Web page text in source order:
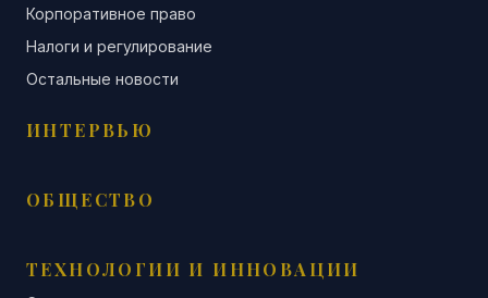
Корпоративное право
Налоги и регулирование
Остальные новости
ИНТЕРВЬЮ
ОБЩЕСТВО
ТЕХНОЛОГИИ И ИННОВАЦИИ